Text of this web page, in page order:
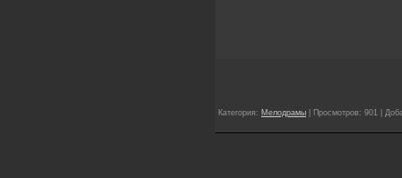
Категория: Мелодрамы | Просмотров: 901 |